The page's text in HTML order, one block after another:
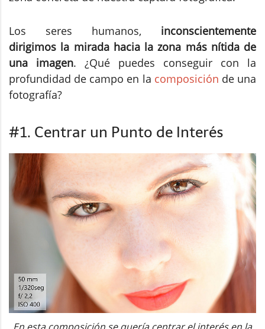
Los seres humanos, inconscientemente
dirigimos la mirada hacia la zona más nítida de
una imagen. ¿Qué puedes conseguir con la
profundidad de campo en la composición de una
fotografía?
#1. Centrar un Punto de Interés